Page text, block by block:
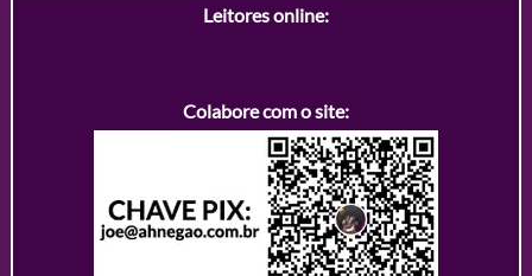
Leitores online:
Colabore com o site: